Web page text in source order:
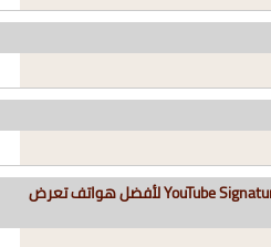
قوقل تعلن عن قائمة YouTube Signature Devices لأفضل هواتف تعرض